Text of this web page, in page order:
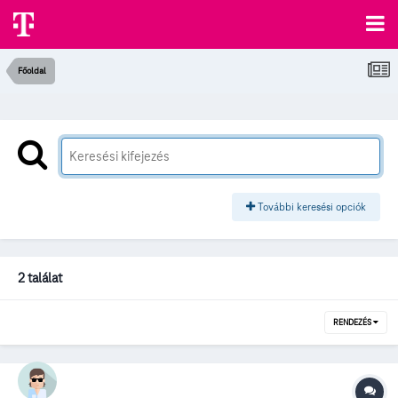
Főoldal
További keresési opciók
2 találat
RENDEZÉS